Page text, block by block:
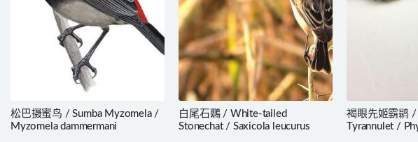
松巴摄蜜鸟 / Sumba Myzomela /
Myzomela dammermani
白尾石䳭 / White-tailed
Stonechat / Saxicola leucurus
褐眼先姬霸鹟 /
Tyrannulet /